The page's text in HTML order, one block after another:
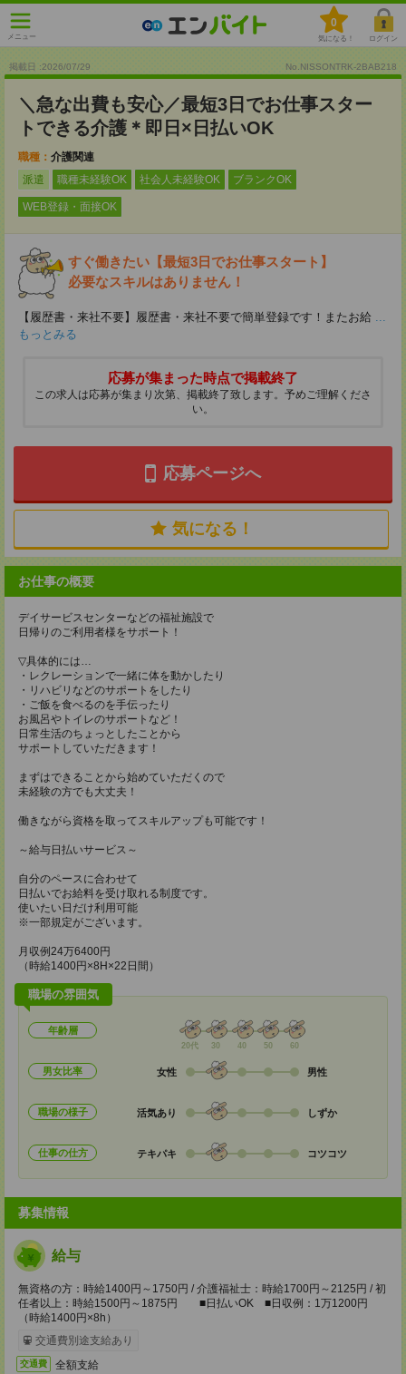
メニュー
0
気になる！ ログイン
掲載日 :2026/07/29 No.NISSONTRK-2BAB218
＼急な出費も安心／最短3日でお仕事スター
トできる介護＊即日×日払いOK
職種： 介護関連
派遣
職種未経験OK 社会人未経験OK ブランクOK
WEB登録・面接OK
すぐ働きたい【最短3日でお仕事スタート】
必要なスキルはありません！
【履歴書・来社不要】履歴書・来社不要で簡単登録です！またお給 ...
もっとみる
応募が集まった時点で掲載終了
この求人は応募が集まり次第、掲載終了致します。予めご理解くださ
い。
応募ページへ
気になる！
お仕事の概要
デイサービスセンターなどの福祉施設で
日帰りのご利用者様をサポート！
▽具体的には…
・レクレーションで一緒に体を動かしたり
・リハビリなどのサポートをしたり
・ご飯を食べるのを手伝ったり
お風呂やトイレのサポートなど！
日常生活のちょっとしたことから
サポートしていただきます！
まずはできることから始めていただくので
未経験の方でも大丈夫！
働きながら資格を取ってスキルアップも可能です！
～給与日払いサービス～
自分のペースに合わせて
日払いでお給料を受け取れる制度です。
使いたい日だけ利用可能
※一部規定がございます。
月収例24万6400円
（時給1400円×8H×22日間）
職場の雰囲気
年齢層
20代 30 40 50 60
男女比率 女性 男性
職場の様子 活気あり しずか
仕事の仕方 テキパキ コツコツ
募集情報
給与
無資格の方：時給1400円～1750円 / 介護福祉士：時給1700円～2125円 / 初
任者以上：時給1500円～1875円 ■日払いOK ■日収例：1万1200円
（時給1400円×8h）
交通費別途支給あり
交通費 全額支給